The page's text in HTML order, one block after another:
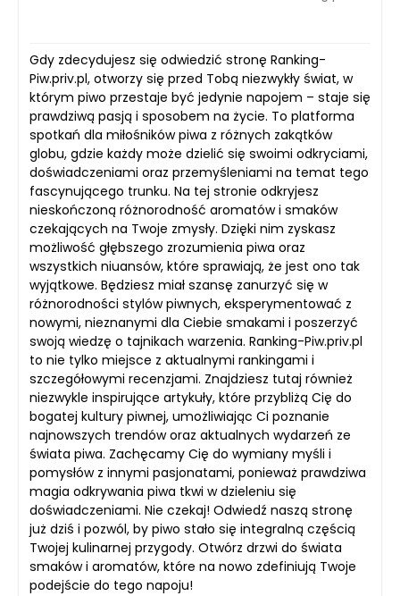
Gdy zdecydujesz się odwiedzić stronę Ranking-
Piw.priv.pl, otworzy się przed Tobą niezwykły świat, w
którym piwo przestaje być jedynie napojem – staje się
prawdziwą pasją i sposobem na życie. To platforma
spotkań dla miłośników piwa z różnych zakątków
globu, gdzie każdy może dzielić się swoimi odkryciami,
doświadczeniami oraz przemyśleniami na temat tego
fascynującego trunku. Na tej stronie odkryjesz
nieskończoną różnorodność aromatów i smaków
czekających na Twoje zmysły. Dzięki nim zyskasz
możliwość głębszego zrozumienia piwa oraz
wszystkich niuansów, które sprawiają, że jest ono tak
wyjątkowe. Będziesz miał szansę zanurzyć się w
różnorodności stylów piwnych, eksperymentować z
nowymi, nieznanymi dla Ciebie smakami i poszerzyć
swoją wiedzę o tajnikach warzenia. Ranking-Piw.priv.pl
to nie tylko miejsce z aktualnymi rankingami i
szczegółowymi recenzjami. Znajdziesz tutaj również
niezwykle inspirujące artykuły, które przybliżą Cię do
bogatej kultury piwnej, umożliwiając Ci poznanie
najnowszych trendów oraz aktualnych wydarzeń ze
świata piwa. Zachęcamy Cię do wymiany myśli i
pomysłów z innymi pasjonatami, ponieważ prawdziwa
magia odkrywania piwa tkwi w dzieleniu się
doświadczeniami. Nie czekaj! Odwiedź naszą stronę
już dziś i pozwól, by piwo stało się integralną częścią
Twojej kulinarnej przygody. Otwórz drzwi do świata
smaków i aromatów, które na nowo zdefiniują Twoje
podejście do tego napoju!